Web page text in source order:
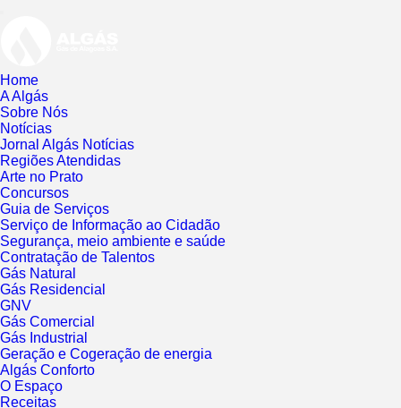
Home
A Algás
Sobre Nós
Notícias
Jornal Algás Notícias
Regiões Atendidas
Arte no Prato
Concursos
Guia de Serviços
Serviço de Informação ao Cidadão
Segurança, meio ambiente e saúde
Contratação de Talentos
Gás Natural
Gás Residencial
GNV
Gás Comercial
Gás Industrial
Geração e Cogeração de energia
Algás Conforto
O Espaço
Receitas